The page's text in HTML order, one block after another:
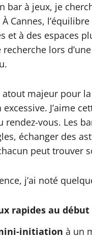
bar à jeux, je
Cannes,
et à des espaces
recherche lors
atout majeur pour
J’aime
rendez-vous. Les
échanger des
peut trouver
j’ai noté
rapides au début
initiation à un